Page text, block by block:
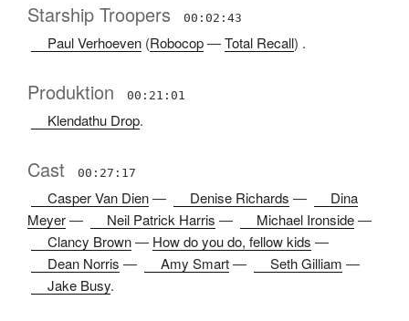
Starship Troopers 00:02:43
Paul Verhoeven (Robocop—Total Recall) .
Produktion 00:21:01
Klendathu Drop.
Cast 00:27:17
Casper Van Dien— Denise Richards —
Dina
Meyer— Neil Patrick Harris — Michael Ironside—
Clancy Brown— How do you do, fellow kids —
Dean Norris — Amy Smart— Seth Gilliam —
Jake Busy.